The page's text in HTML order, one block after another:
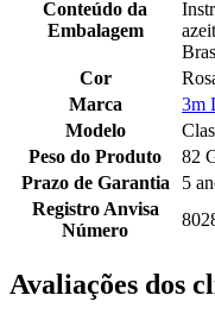
Conteúdo da
Embalagem
Cor
Marca
3m
Modelo
Peso do Produto
82
Prazo de Garantia
5
Registro Anvisa
Número
Avaliações dos